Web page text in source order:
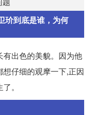
玠到底是谁，为何
出色的美貌。因为他
仔细的观摩一下,正因
。